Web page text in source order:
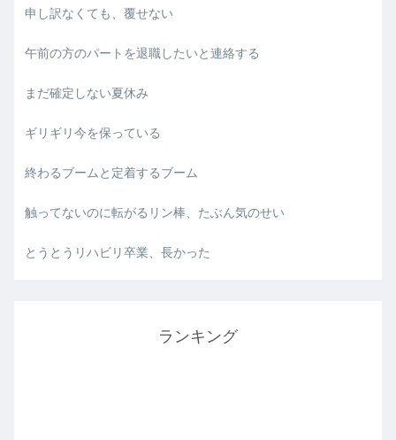
申し訳なくても、覆せない
午前の方のパートを退職したいと連絡する
まだ確定しない夏休み
ギリギリ今を保っている
終わるブームと定着するブーム
触ってないのに転がるリン棒、たぶん気のせい
とうとうリハビリ卒業、長かった
ランキング